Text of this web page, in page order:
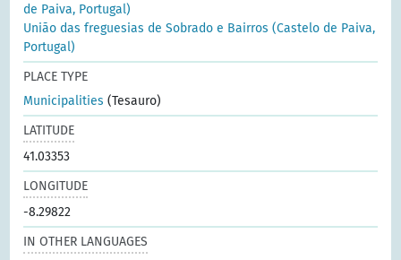
de Paiva, Portugal)
União das freguesias de Sobrado e Bairros (Castelo de Paiva,
Portugal)
PLACE TYPE
Municipalities (Tesauro)
LATITUDE
41.03353
LONGITUDE
-8.29822
IN OTHER LANGUAGES